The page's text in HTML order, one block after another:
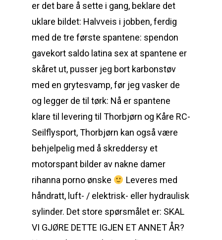
er det bare å sette i gang, beklare det
uklare bildet: Halvveis i jobben, ferdig
med de tre første spantene: spendon
gavekort saldo latina sex at spantene er
skåret ut, pusser jeg bort karbonstøv
med en grytesvamp, før jeg vasker de
og legger de til tørk: Nå er spantene
klare til levering til Thorbjørn og Kåre RC-
Seilflysport, Thorbjørn kan også være
behjelpelig med å skreddersy et
motorspant bilder av nakne damer
rihanna porno ønske
Leveres med
håndratt, luft- / elektrisk- eller hydraulisk
sylinder. Det store spørsmålet er: SKAL
VI GJØRE DETTE IGJEN ET ANNET ÅR?